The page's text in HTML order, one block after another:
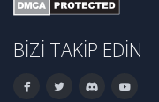
BIZI TAKIP EDIN